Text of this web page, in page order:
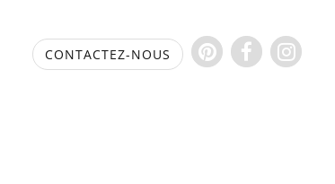
CONTACTEZ-NOUS